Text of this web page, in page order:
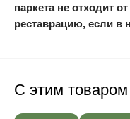
паркета не отходит
реставрацию, если в
С этим товаром